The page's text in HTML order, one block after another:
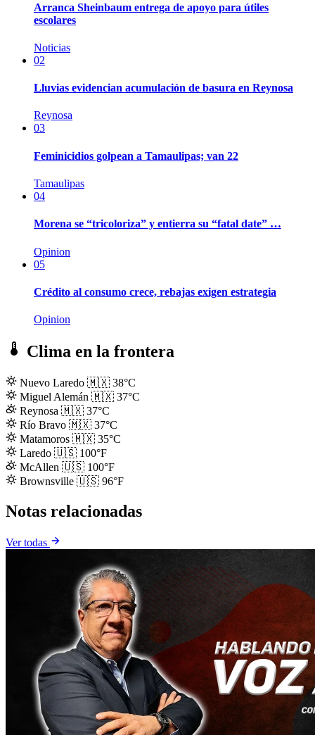
Arranca Sheinbaum entrega de apoyo para útiles
escolares
Noticias
02
Lluvias evidencian acumulación de basura en Reynosa
Reynosa
03
Feminicidios golpean a Tamaulipas; van 22
Tamaulipas
04
Morena se “tricoloriza” y entierra su “fatal date” …
Opinion
05
Crédito al consumo crece, rebajas exigen estrategia
Opinion
Clima en la frontera
Nuevo Laredo 🇲🇽 38°C
Miguel Alemán 🇲🇽 37°C
Reynosa 🇲🇽 37°C
Río Bravo 🇲🇽 37°C
Matamoros 🇲🇽 35°C
Laredo 🇺🇸 100°F
McAllen 🇺🇸 100°F
Brownsville 🇺🇸 96°F
Notas relacionadas
Ver todas